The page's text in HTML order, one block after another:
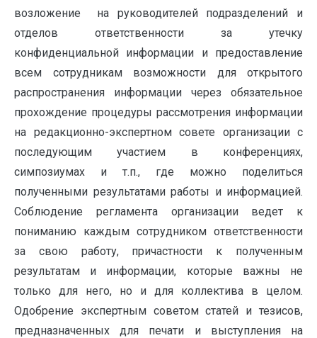
возложение на руководителей подразделений и
отделов ответственности за утечку
конфиденциальной информации и предоставление
всем сотрудникам возможности для открытого
распространения информации через обязательное
прохождение процедуры рассмотрения информации
на редакционно-экспертном совете организации с
последующим участием в конференциях,
симпозиумах и т.п., где можно поделиться
полученными результатами работы и информацией.
Соблюдение регламента организации ведет к
пониманию каждым сотрудником ответственности
за свою работу, причастности к полученным
результатам и информации, которые важны не
только для него, но и для коллектива в целом.
Одобрение экспертным советом статей и тезисов,
предназначенных для печати и выступления на